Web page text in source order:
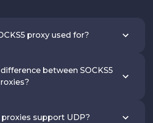
proxy used for?
between SOCKS5
proxies support UDP?